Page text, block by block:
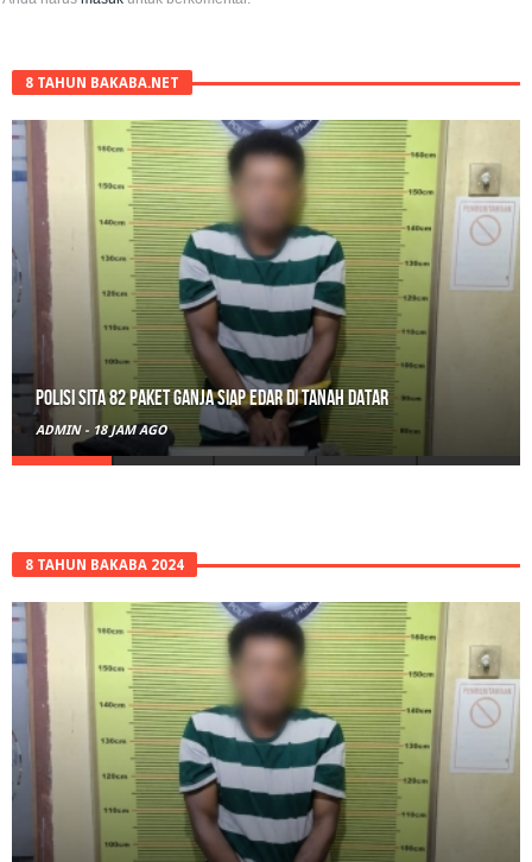
8 TAHUN BAKABA.NET
Polisi Sita 82 Paket Ganja Siap Edar di Tanah Datar
ADMIN - 18 JAM AGO
8 TAHUN BAKABA 2024